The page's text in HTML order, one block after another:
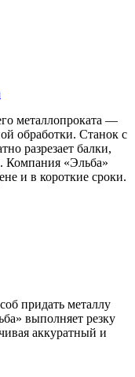
металлопроката —
обработки. Станок с
разрезает балки,
Компания «Эльба»
и в короткие сроки.
придать металлу
выполняет резку
аккуратный и